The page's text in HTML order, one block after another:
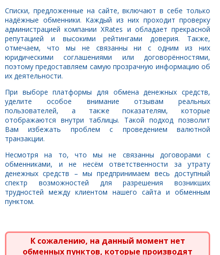
Списки, предложенные на сайте, включают в себе только
надёжные обменники. Каждый из них проходит проверку
администрацией компании XRates и обладает прекрасной
репутацией и высокими рейтингами доверия. Также,
отмечаем, что мы не связанны ни с одним из них
юридическими соглашениями или договорённостями,
поэтому предоставляем самую прозрачную информацию об
их деятельности.
При выборе платформы для обмена денежных средств,
уделите особое внимание отзывам реальных
пользователей, а также показателям, которые
отображаются внутри таблицы. Такой подход позволит
Вам избежать проблем с проведением валютной
транзакции.
Несмотря на то, что мы не связанны договорами с
обменниками, и не несём ответственности за утрату
денежных средств – мы предпринимаем весь доступный
спектр возможностей для разрешения возникших
трудностей между клиентом нашего сайта и обменным
пунктом.
К сожалению, на данный момент нет
обменных пунктов, которые производят